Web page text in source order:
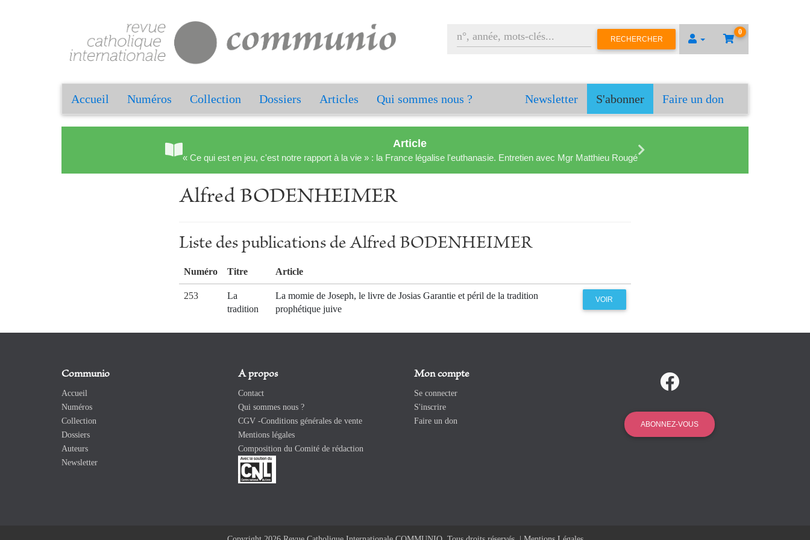
0
RECHERCHER
Accueil Numéros Collection Dossiers Articles Qui sommes nous ? Newsletter S'abonner Faire un don
Article
« Ce qui est en jeu, c'est notre rapport à la vie » : la France légalise l'euthanasie. Entretien avec Mgr Matthieu Rougé
Alfred BODENHEIMER
Liste des publications de Alfred BODENHEIMER
Numéro Titre Article
253
La
tradition
La momie de Joseph, le livre de Josias Garantie et péril de la tradition
prophétique juive
VOIR
Communio
Accueil
Numéros
Collection
Dossiers
Auteurs
Newsletter
A propos
Contact
Qui sommes nous ?
CGV -Conditions générales de vente
Mentions légales
Composition du Comité de rédaction
Mon compte
Se connecter
S'inscrire
Faire un don
ABONNEZ-VOUS